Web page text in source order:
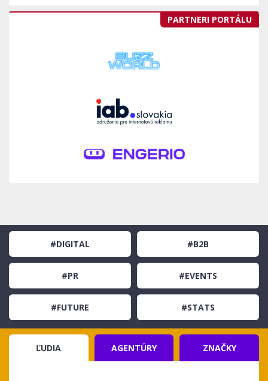
PARTNERI PORTÁLU
#DIGITAL #B2B
#PR #EVENTS
#FUTURE #STATS
ĽUDIA AGENTÚRY ZNAČKY